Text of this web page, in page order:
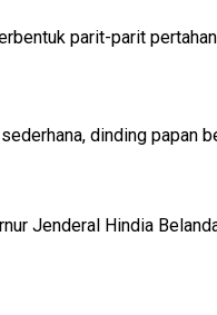
parit-parit
dinding papan
Jenderal Hindia